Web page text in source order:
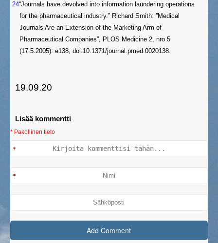
24“Journals have devolved into information laundering operations
for the pharmaceutical industry.” Richard Smith: ”Medical
Journals Are an Extension of the Marketing Arm of
Pharmaceutical Companies”, PLOS Medicine 2, nro 5
(17.5.2005): e138, doi:10.1371/journal.pmed.0020138.
19.09.20
Lisää kommentti
* Pakollinen tieto